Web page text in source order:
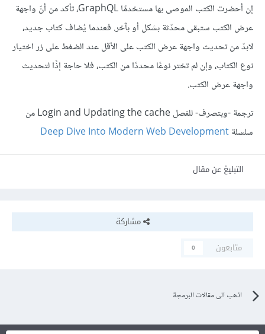
إن أحضرت الكتب الموصى بها مستخدمًا GraphQL، تأكد من أنّ واجهة
عرض الكتب ستبقى محدّثة بشكل أو بآخر. فعندما يُضاف كتاب جديد،
لابدّ من تحديث واجهة عرض الكتب على الأقل عند الضغط على زر اختيار
نوع الكتاب، وإن لم تختر نوعًا محددًا من الكتب، فلا حاجة إذًا لتحديث
واجهة عرض الكتب.
ترجمة -وبتصرف- للفصل Login and Updating the cache من
سلسلةDeep Dive Into Modern Web Development
التبليغ عن مقال
مشاركة
متابعون
0
اذهب الى مقالات البرمجة